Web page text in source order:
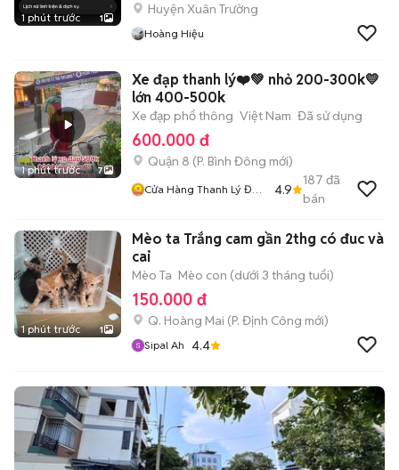
1 phút trước 1
Huyện Xuân Trường
Hoàng Hiệu
1 phút trước 7
Xe đạp thanh lý❤️💚 nhỏ 200-300k💛
lớn 400-500k
Xe đạp phổ thông Việt Nam Đã sử dụng
600.000 đ
Quận 8 (P. Bình Đông mới)
Cửa Hàng Thanh Lý Đồ
4.9
187 đã
bán
1 phút trước 1
Mèo ta Trắng cam gần 2thg có đuc và
cai
Mèo Ta Mèo con (dưới 3 tháng tuổi)
150.000 đ
Q. Hoàng Mai (P. Định Công mới)
Sipal Ah 4.4